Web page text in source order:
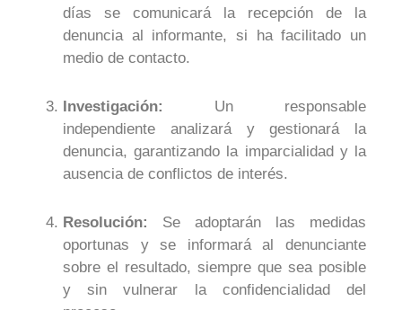
días se comunicará la recepción de la
denuncia al informante, si ha facilitado un
medio de contacto.
Investigación:
Un responsable
independiente analizará y gestionará la
denuncia, garantizando la imparcialidad y la
ausencia de conflictos de interés.
Resolución:
Se adoptarán las medidas
oportunas y se informará al denunciante
sobre el resultado, siempre que sea posible
y sin vulnerar la confidencialidad del